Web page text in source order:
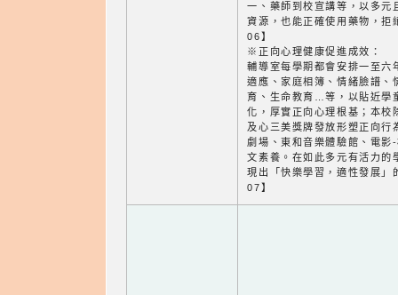
一、藥師到校宣講等，以多元
資源，也能正確使用藥物，拒
06】
※正向心理健康促進成效：
輔導室每學期都會安排一至六
適應、家庭相簿、情緒臉譜、
育、生命教育…等，以貼近學
化，厚實正向心理根基；本校
及心三美獎牌發放形塑正向行
劇場、東和音樂體驗館、電
文素養。在如此多元有活力的
現出「快樂學習，適性發展」
07】